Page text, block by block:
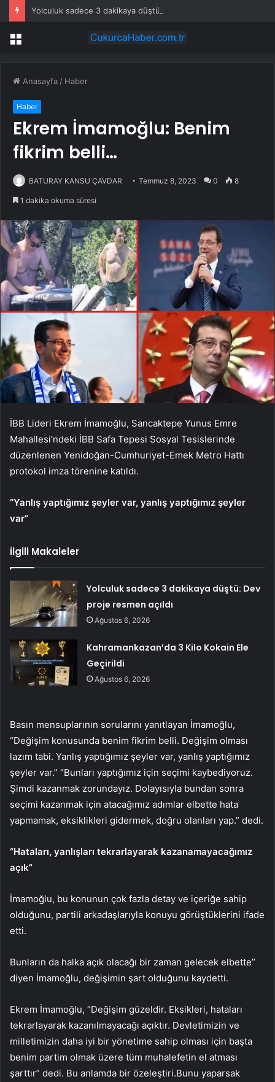
Menü
Anasayfa / Haber
Haber
Ekrem İmamoğlu: Benim
fikrim belli…
BATURAY KANSU ÇAVDAR Temmuz 8, 2023 0 8
1 dakika okuma süresi
İBB Lideri Ekrem İmamoğlu, Sancaktepe Yunus Emre
Mahallesi’ndeki İBB Safa Tepesi Sosyal Tesislerinde
düzenlenen Yenidoğan-Cumhuriyet-Emek Metro Hattı
protokol imza törenine katıldı.
“Yanlış yaptığımız şeyler var, yanlış yaptığımız şeyler
var”
İlgili Makaleler
Yolculuk sadece 3 dakikaya düştü: Dev
proje resmen açıldı
Ağustos 6, 2026
Kahramankazan’da 3 Kilo Kokain Ele
Geçirildi
Ağustos 6, 2026
Basın mensuplarının sorularını yanıtlayan İmamoğlu,
“Değişim konusunda benim fikrim belli. Değişim olması
lazım tabi. Yanlış yaptığımız şeyler var, yanlış yaptığımız
şeyler var.” “Bunları yaptığımız için seçimi kaybediyoruz.
Şimdi kazanmak zorundayız. Dolayısıyla bundan sonra
seçimi kazanmak için atacağımız adımlar elbette hata
yapmamak, eksiklikleri gidermek, doğru olanları yap.” dedi.
“Hataları, yanlışları tekrarlayarak kazanamayacağımız
açık”
İmamoğlu, bu konunun çok fazla detay ve içeriğe sahip
olduğunu, partili arkadaşlarıyla konuyu görüştüklerini ifade
etti.
Bunların da halka açık olacağı bir zaman gelecek elbette”
diyen İmamoğlu, değişimin şart olduğunu kaydetti.
Ekrem İmamoğlu, “Değişim güzeldir. Eksikleri, hataları
tekrarlayarak kazanılmayacağı açıktır. Devletimizin ve
milletimizin daha iyi bir yönetime sahip olması için başta
benim partim olmak üzere tüm muhalefetin el atması
şarttır” dedi. Bu anlamda bir özeleştiri.Bunu yaparsak